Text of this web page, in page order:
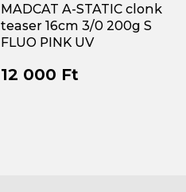
MADCAT A-STATIC clonk
teaser 16cm 3/0 200g S
FLUO PINK UV
12 000 Ft